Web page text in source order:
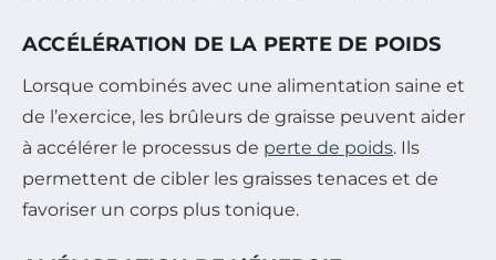
ACCÉLÉRATION DE LA PERTE DE POIDS
Lorsque combinés avec une alimentation saine et
de l’exercice, les brûleurs de graisse peuvent aider
à accélérer le processus de perte de poids. Ils
permettent de cibler les graisses tenaces et de
favoriser un corps plus tonique.